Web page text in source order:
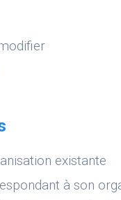
existante
à son